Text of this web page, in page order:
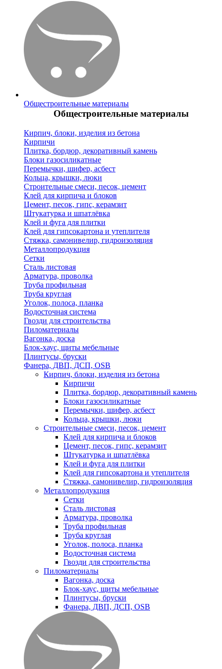
Общестроительные материалы
Общестроительные материалы
Кирпич, блоки, изделия из бетона
Кирпичи
Плитка, бордюр, декоративный камень
Блоки газосиликатные
Перемычки, шифер, асбест
Кольца, крышки, люки
Строительные смеси, песок, цемент
Клей для кирпича и блоков
Цемент, песок, гипс, керамзит
Штукатурка и шпатлёвка
Клей и фуга для плитки
Клей для гипсокартона и утеплителя
Стяжка, самонивелир, гидроизоляция
Металлопродукция
Сетки
Сталь листовая
Арматура, проволка
Труба профильная
Труба круглая
Уголок, полоса, планка
Водосточная система
Гвозди для строительства
Пиломатериалы
Вагонка, доска
Блок-хаус, щиты мебельные
Плинтусы, бруски
Фанера, ДВП, ДСП, OSB
Кирпич, блоки, изделия из бетона
Кирпичи
Плитка, бордюр, декоративный камень
Блоки газосиликатные
Перемычки, шифер, асбест
Кольца, крышки, люки
Строительные смеси, песок, цемент
Клей для кирпича и блоков
Цемент, песок, гипс, керамзит
Штукатурка и шпатлёвка
Клей и фуга для плитки
Клей для гипсокартона и утеплителя
Стяжка, самонивелир, гидроизоляция
Металлопродукция
Сетки
Сталь листовая
Арматура, проволка
Труба профильная
Труба круглая
Уголок, полоса, планка
Водосточная система
Гвозди для строительства
Пиломатериалы
Вагонка, доска
Блок-хаус, щиты мебельные
Плинтусы, бруски
Фанера, ДВП, ДСП, OSB